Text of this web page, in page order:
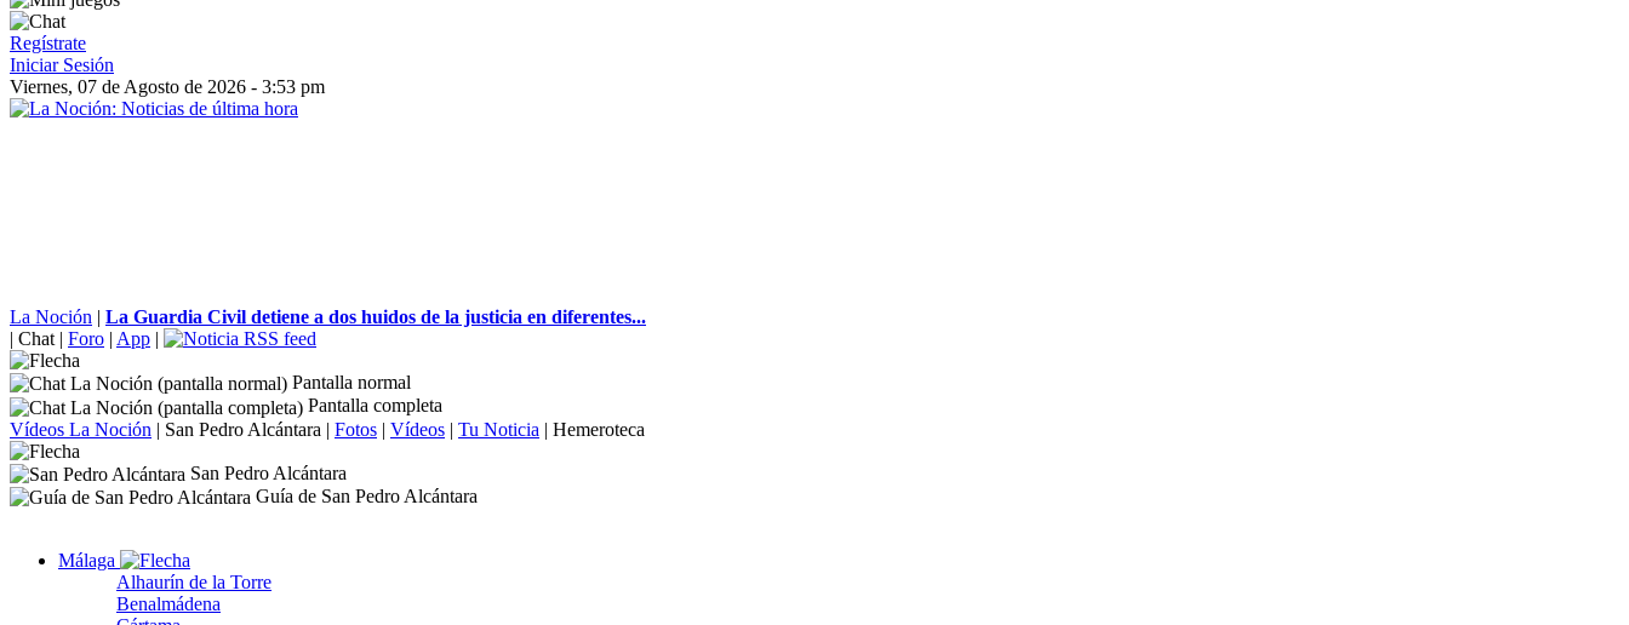
Regístrate
Iniciar Sesión
Viernes, 07 de Agosto de 2026 - 3:53 pm
La Noción | La Guardia Civil detiene a dos huidos de la justicia en diferentes...
| Chat | Foro | App |
Pantalla normal
Pantalla completa
Vídeos La Noción | San Pedro Alcántara | Fotos | Vídeos | Tu Noticia | Hemeroteca
San Pedro Alcántara
Guía de San Pedro Alcántara
Málaga
Alhaurín de la Torre
Benalmádena